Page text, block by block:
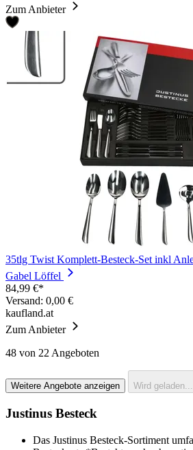
Zum Anbieter
35tlg Twist Komplett-Besteck-Set inkl
Gabel Löffel
84,99 €*
Versand: 0,00 €
kaufland.at
Zum Anbieter
48 von 22 Angeboten
Weitere Angebote anzeigen Wird geladen...
Justinus Besteck
Das Justinus Besteck-Sortiment